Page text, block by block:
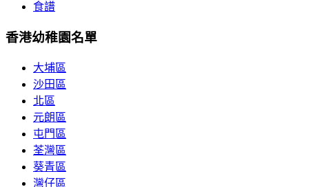
食譜
香港幼稚園名單
大埔區
沙田區
北區
元朗區
屯門區
荃灣區
葵青區
灣仔區